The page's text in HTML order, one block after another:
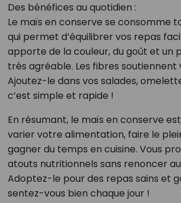
Des bénéfices au quotidien :
Le maïs en conserve se consomme
qui permet d’équilibrer vos repas
apporte de la couleur, du goût et un
très agréable. Les fibres soutiennent
Ajoutez-le dans vos salades,
c’est simple et rapide !
En résumant, le maïs en conserve
varier votre alimentation, faire le
gagner du temps en cuisine. Vous
atouts nutritionnels sans renoncer
Adoptez-le pour des repas sains et
sentez-vous bien chaque jour !